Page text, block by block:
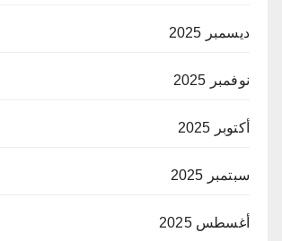
ديسمبر 2025
نوفمبر 2025
أكتوبر 2025
سبتمبر 2025
أغسطس 2025